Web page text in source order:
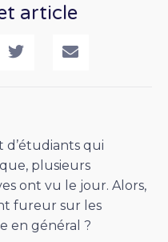
article
d’étudiants qui
plusieurs
ont vu le jour. Alors,
fureur sur les
en général ?